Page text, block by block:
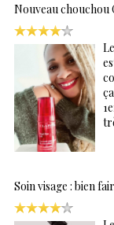
Nouveau chouchou
Soin visage : bien